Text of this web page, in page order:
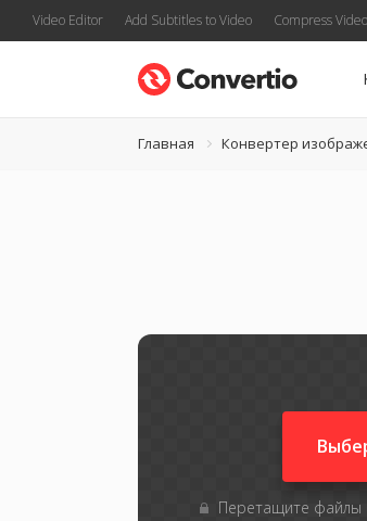
Video Editor Add Subtitles to Video Compress Video
Главная Конвертер
Перетащите файлы